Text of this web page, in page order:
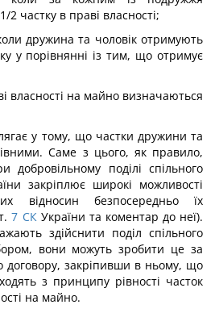
частку в праві власності;
дружина та чоловік отримують
у порівнянні із тим, що отримує
власності на майно визначаються
у тому, що частки дружини та
Саме з цього, як правило,
добровільному поділі спільного
закріплює широкі можливості
відносин безпосередньо їх
7 СКУкраїни та коментар до неї).
здійснити поділ спільного
вони можуть зробити це за
договору, закріпивши в ньому, що
з принципу рівності часток
на майно.